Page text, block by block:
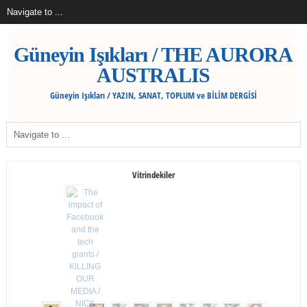
Güneyin Işıkları / THE AURORA
AUSTRALIS
Güneyin Işıkları / YAZIN, SANAT, TOPLUM ve BİLİM DERGİSİ
Vitrindekiler